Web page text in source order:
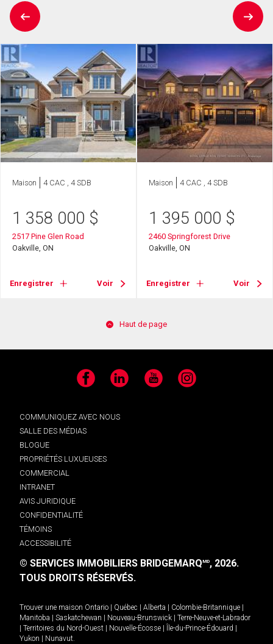
Maison 4 CAC , 4 SDB
1 358 000 $
2517 Pine Glen Road
Oakville, ON
Enregistrer Voir
Maison 4 CAC , 4 SDB
1 395 000 $
2460 Springforest Drive
Oakville, ON
Enregistrer Voir
Haut de page
Facebook LinkedIn YouTube Instagram
COMMUNIQUEZ AVEC NOUS
SALLE DES MÉDIAS
BLOGUE
PROPRIÉTÉS LUXUEUSES
COMMERCIAL
INTRANET
AVIS JURIDIQUE
CONFIDENTIALITÉ
TÉMOINS
ACCESSIBILITÉ
© SERVICES IMMOBILIERS BRIDGEMARQMD, 2026.
TOUS DROITS RÉSERVÉS.
Trouver une maison Ontario Québec Alberta Colombie-Britannique
Manitoba
Saskatchewan Nouveau-Brunswick
Terre-Neuve-et-Labrador
Territoires du Nord-Ouest Nouvelle-Écosse Île-du-Prince-Édouard
Yukon
Nunavut.